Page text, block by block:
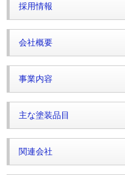
採用情報
会社概要
事業内容
主な塗装品目
関連会社